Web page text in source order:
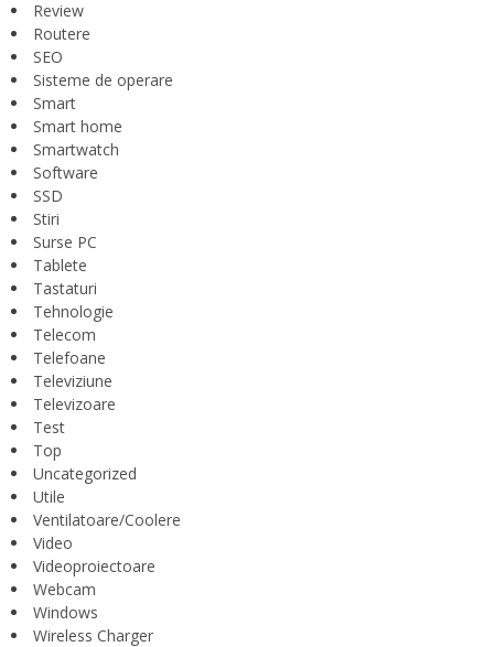
Review
Routere
SEO
Sisteme de operare
Smart
Smart home
Smartwatch
Software
SSD
Stiri
Surse PC
Tablete
Tastaturi
Tehnologie
Telecom
Telefoane
Televiziune
Televizoare
Test
Top
Uncategorized
Utile
Ventilatoare/Coolere
Video
Videoproiectoare
Webcam
Windows
Wireless Charger